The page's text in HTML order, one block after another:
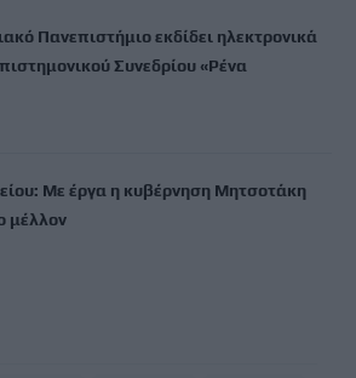
Πανεπιστήμιο εκδίδει ηλεκτρονικά
Με έργα η κυβέρνηση Μητσοτάκη
μέλλον